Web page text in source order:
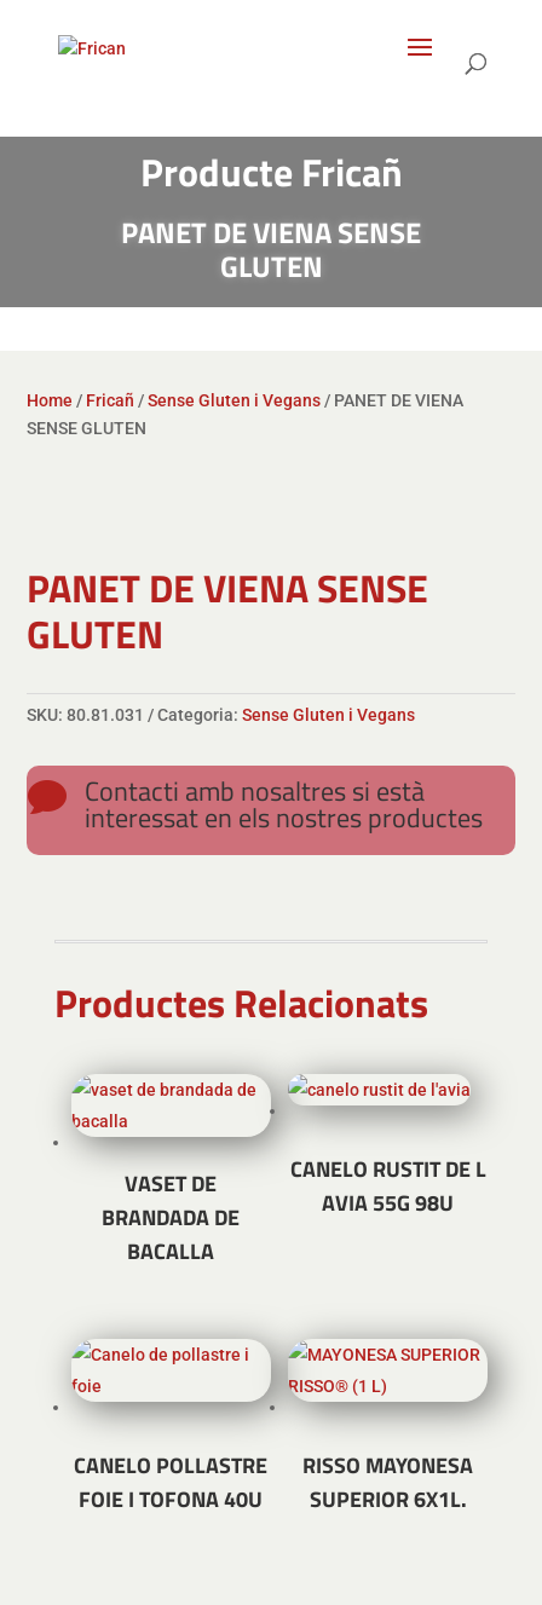
Producte Fricañ
PANET DE VIENA SENSE
GLUTEN
Home / Fricañ /Sense Gluten i Vegans/ PANET DE VIENA
SENSE GLUTEN
PANET DE VIENA SENSE
GLUTEN
SKU:80.81.031 Categoria:Sense Gluten i Vegans
 Contacti amb nosaltres si està
interessat en els nostres productes
Productes Relacionats
VASET DE
BRANDADA DE
BACALLA
CANELO RUSTIT DE L
AVIA 55G 98U
CANELO POLLASTRE
FOIE I TOFONA 40U
RISSO MAYONESA
SUPERIOR 6X1L.